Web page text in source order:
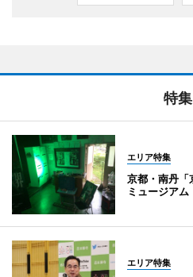
特集
エリア特集
京都・南丹「
ミュージア
エリア特集